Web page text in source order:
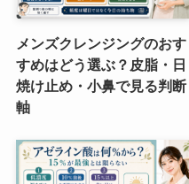
メンズクレンジングのおす
すめはどう選ぶ？皮脂・日
焼け止め・小鼻で見る判断
軸